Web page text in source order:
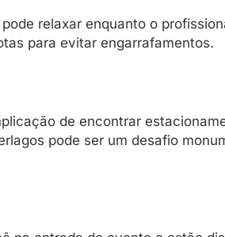
relaxar enquanto o
para evitar engarrafamentos.
de encontrar
pode ser um desafio